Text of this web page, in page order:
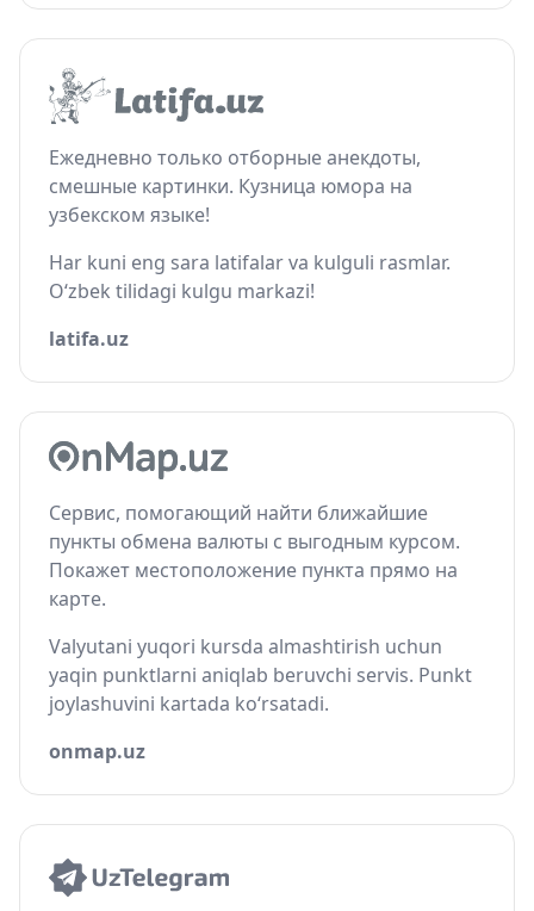
Ежедневно только отборные анекдоты,
смешные картинки. Кузница юмора на
узбекском языке!
Har kuni eng sara latifalar va kulguli rasmlar.
O‘zbek tilidagi kulgu markazi!
latifa.uz
Сервис, помогающий найти ближайшие
пункты обмена валюты с выгодным курсом.
Покажет местоположение пункта прямо на
карте.
Valyutani yuqori kursda almashtirish uchun
yaqin punktlarni aniqlab beruvchi servis. Punkt
joylashuvini kartada ko‘rsatadi.
onmap.uz